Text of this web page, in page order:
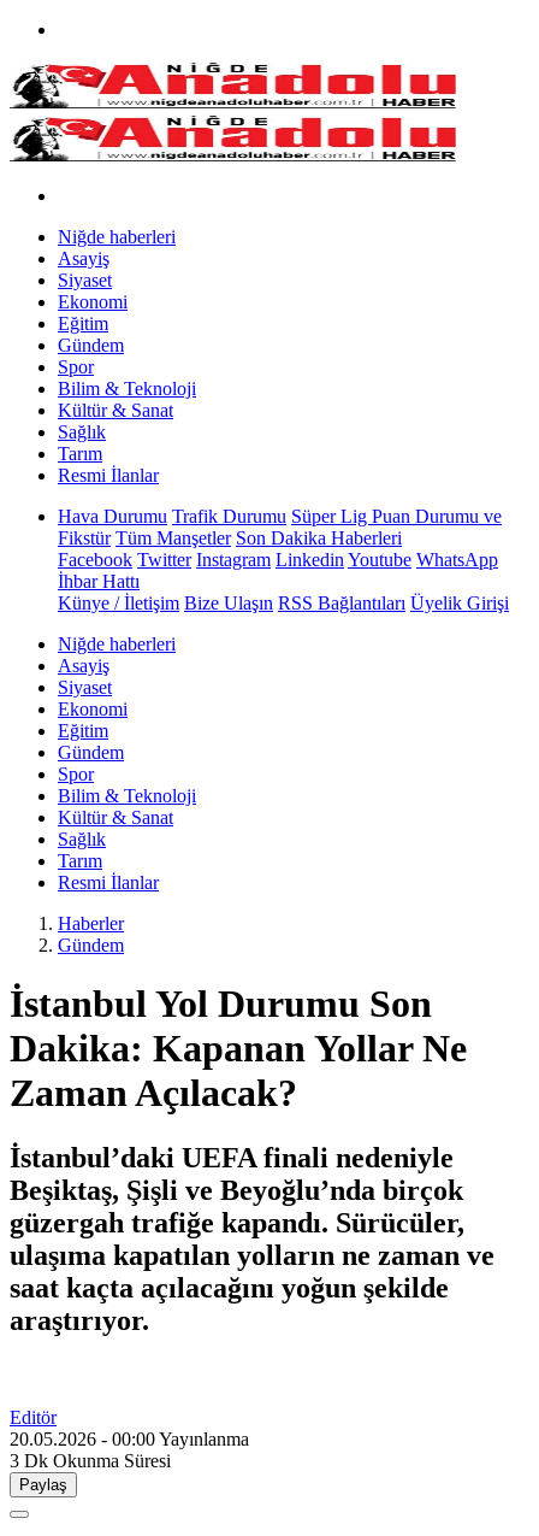
Niğde haberleri
Asayiş
Siyaset
Ekonomi
Eğitim
Gündem
Spor
Bilim & Teknoloji
Kültür & Sanat
Sağlık
Tarım
Resmi İlanlar
Hava Durumu Trafik Durumu Süper Lig Puan Durumu ve
Fikstür Tüm Manşetler Son Dakika Haberleri
Facebook Twitter Instagram Linkedin Youtube WhatsApp
İhbar Hattı
Künye / İletişim Bize Ulaşın RSS Bağlantıları Üyelik Girişi
Niğde haberleri
Asayiş
Siyaset
Ekonomi
Eğitim
Gündem
Spor
Bilim & Teknoloji
Kültür & Sanat
Sağlık
Tarım
Resmi İlanlar
Haberler
Gündem
İstanbul Yol Durumu Son
Dakika: Kapanan Yollar Ne
Zaman Açılacak?
İstanbul’daki UEFA finali nedeniyle
Beşiktaş, Şişli ve Beyoğlu’nda birçok
güzergah trafiğe kapandı. Sürücüler,
ulaşıma kapatılan yolların ne zaman ve
saat kaçta açılacağını yoğun şekilde
araştırıyor.
Editör
20.05.2026 - 00:00Yayınlanma
3 Dk Okunma Süresi
Paylaş